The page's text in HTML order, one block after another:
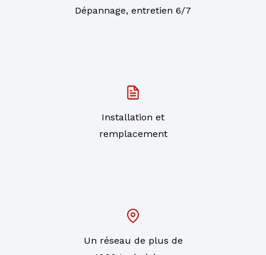
Dépannage, entretien 6/7
Installation et
remplacement
Un réseau de plus de